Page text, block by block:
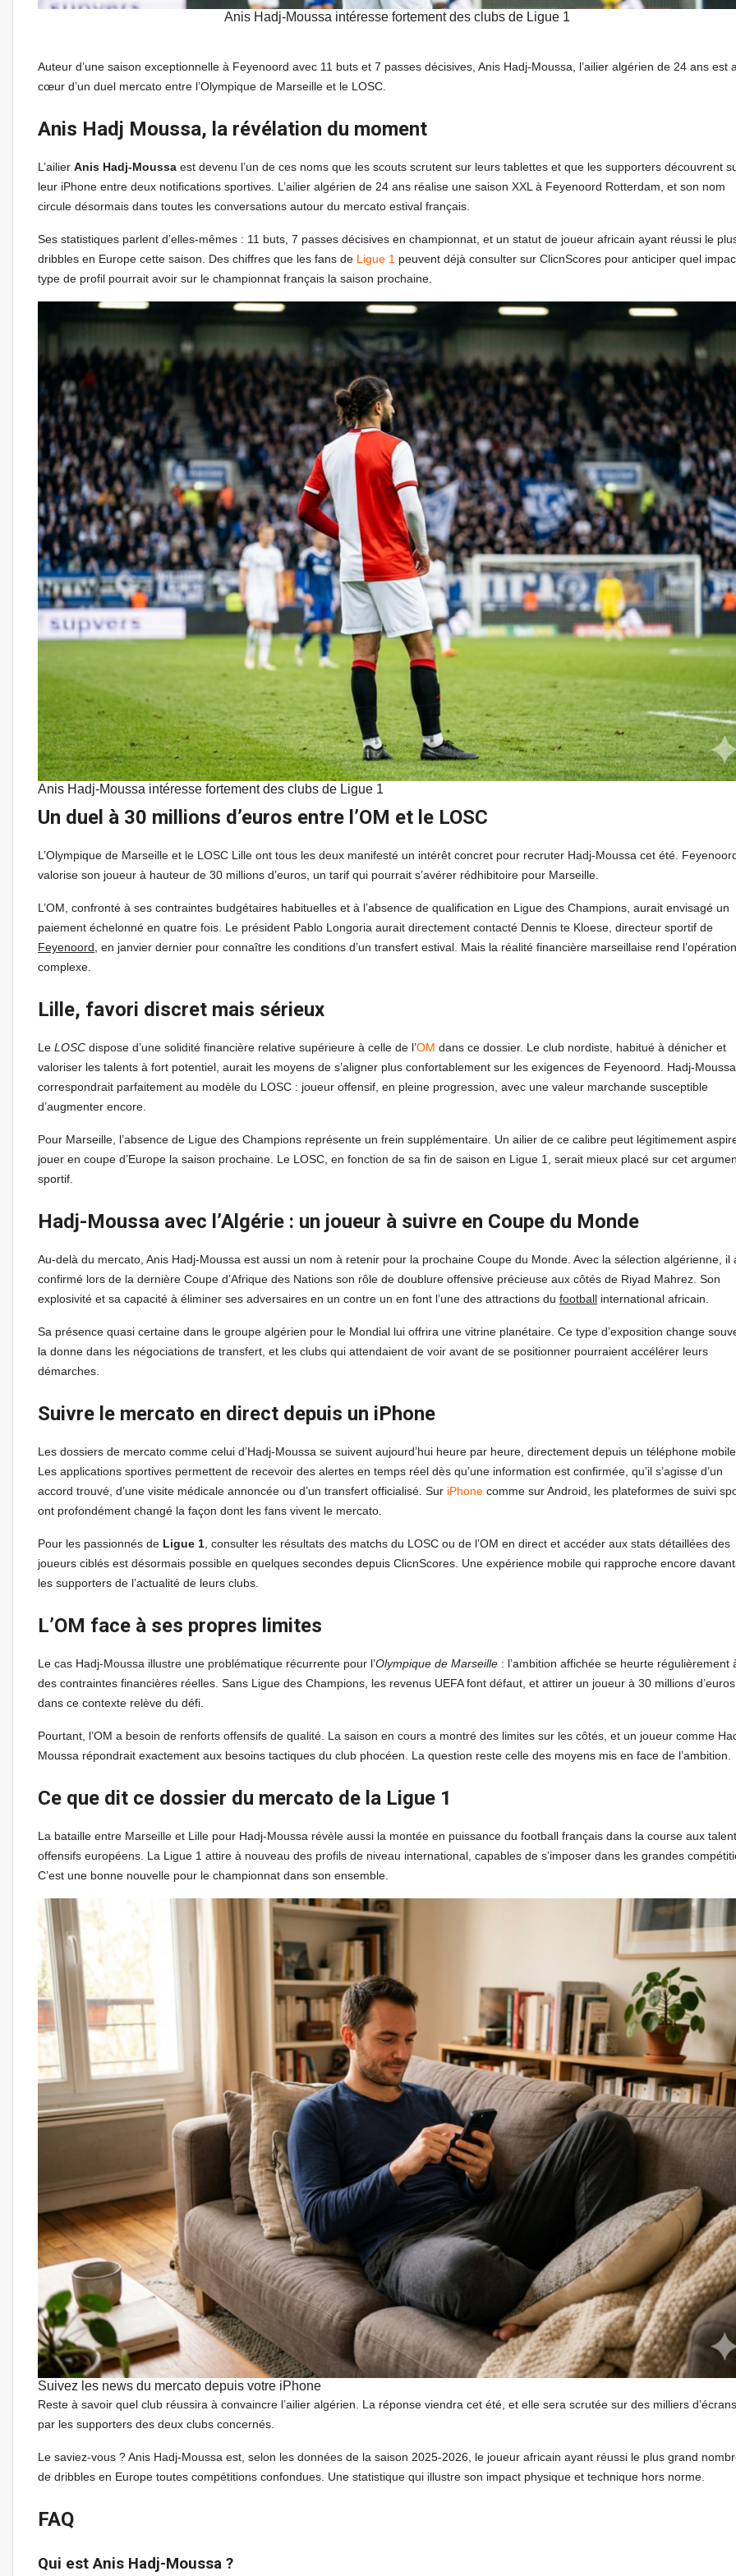
Anis Hadj-Moussa intéresse fortement des clubs de Ligue 1
Auteur d’une saison exceptionnelle à Feyenoord avec 11 buts et 7 passes décisives, Anis Hadj-Moussa, l’ailier algérien de 24 ans est
cœur d’un duel mercato entre l’Olympique de Marseille et le LOSC.
Anis Hadj Moussa, la révélation du moment
L’ailier Anis Hadj-Moussa est devenu l’un de ces noms que les scouts scrutent sur leurs tablettes et que les supporters découvrent
leur iPhone entre deux notifications sportives. L’ailier algérien de 24 ans réalise une saison XXL à Feyenoord Rotterdam, et son nom
circule désormais dans toutes les conversations autour du mercato estival français.
Ses statistiques parlent d’elles-mêmes : 11 buts, 7 passes décisives en championnat, et un statut de joueur africain ayant réussi le
dribbles en Europe cette saison. Des chiffres que les fans de Ligue 1 peuvent déjà consulter sur ClicnScores pour anticiper quel
type de profil pourrait avoir sur le championnat français la saison prochaine.
Anis Hadj-Moussa intéresse fortement des clubs de Ligue 1
Un duel à 30 millions d’euros entre l’OM et le LOSC
L’Olympique de Marseille et le LOSC Lille ont tous les deux manifesté un intérêt concret pour recruter Hadj-Moussa cet été.
valorise son joueur à hauteur de 30 millions d’euros, un tarif qui pourrait s’avérer rédhibitoire pour Marseille.
L’OM, confronté à ses contraintes budgétaires habituelles et à l’absence de qualification en Ligue des Champions, aurait envisagé un
paiement échelonné en quatre fois. Le président Pablo Longoria aurait directement contacté Dennis te Kloese, directeur sportif de
Feyenoord , en janvier dernier pour connaître les conditions d’un transfert estival. Mais la réalité financière marseillaise rend l’opération
complexe.
Lille, favori discret mais sérieux
Le LOSC dispose d’une solidité financière relative supérieure à celle de l’OM dans ce dossier. Le club nordiste, habitué à dénicher et
valoriser les talents à fort potentiel, aurait les moyens de s’aligner plus confortablement sur les exigences de Feyenoord. Hadj-Moussa
correspondrait parfaitement au modèle du LOSC : joueur offensif, en pleine progression, avec une valeur marchande susceptible
d’augmenter encore.
Pour Marseille, l’absence de Ligue des Champions représente un frein supplémentaire. Un ailier de ce calibre peut légitimement
jouer en coupe d’Europe la saison prochaine. Le LOSC, en fonction de sa fin de saison en Ligue 1, serait mieux placé sur cet
sportif.
Hadj-Moussa avec l’Algérie : un joueur à suivre en Coupe du Monde
Au-delà du mercato, Anis Hadj-Moussa est aussi un nom à retenir pour la prochaine Coupe du Monde. Avec la sélection algérienne, il
confirmé lors de la dernière Coupe d’Afrique des Nations son rôle de doublure offensive précieuse aux côtés de Riyad Mahrez. Son
explosivité et sa capacité à éliminer ses adversaires en un contre un en font l’une des attractions du football international africain.
Sa présence quasi certaine dans le groupe algérien pour le Mondial lui offrira une vitrine planétaire. Ce type d’exposition change
la donne dans les négociations de transfert, et les clubs qui attendaient de voir avant de se positionner pourraient accélérer leurs
démarches.
Suivre le mercato en direct depuis un iPhone
Les dossiers de mercato comme celui d’Hadj-Moussa se suivent aujourd’hui heure par heure, directement depuis un téléphone
Les applications sportives permettent de recevoir des alertes en temps réel dès qu’une information est confirmée, qu’il s’agisse d’un
accord trouvé, d’une visite médicale annoncée ou d’un transfert officialisé. Sur iPhone comme sur Android, les plateformes de suivi
ont profondément changé la façon dont les fans vivent le mercato.
Pour les passionnés de Ligue 1 , consulter les résultats des matchs du LOSC ou de l’OM en direct et accéder aux stats détaillées des
joueurs ciblés est désormais possible en quelques secondes depuis ClicnScores. Une expérience mobile qui rapproche encore
les supporters de l’actualité de leurs clubs.
L’OM face à ses propres limites
Le cas Hadj-Moussa illustre une problématique récurrente pour l’Olympique de Marseille : l’ambition affichée se heurte régulièrement
des contraintes financières réelles. Sans Ligue des Champions, les revenus UEFA font défaut, et attirer un joueur à 30 millions d’euros
dans ce contexte relève du défi.
Pourtant, l’OM a besoin de renforts offensifs de qualité. La saison en cours a montré des limites sur les côtés, et un joueur comme
Moussa répondrait exactement aux besoins tactiques du club phocéen. La question reste celle des moyens mis en face de l’ambition.
Ce que dit ce dossier du mercato de la Ligue 1
La bataille entre Marseille et Lille pour Hadj-Moussa révèle aussi la montée en puissance du football français dans la course aux
offensifs européens. La Ligue 1 attire à nouveau des profils de niveau international, capables de s’imposer dans les grandes
C’est une bonne nouvelle pour le championnat dans son ensemble.
Suivez les news du mercato depuis votre iPhone
Reste à savoir quel club réussira à convaincre l’ailier algérien. La réponse viendra cet été, et elle sera scrutée sur des milliers d’écrans
par les supporters des deux clubs concernés.
Le saviez-vous ? Anis Hadj-Moussa est, selon les données de la saison 2025-2026, le joueur africain ayant réussi le plus grand
de dribbles en Europe toutes compétitions confondues. Une statistique qui illustre son impact physique et technique hors norme.
FAQ
Qui est Anis Hadj-Moussa ?